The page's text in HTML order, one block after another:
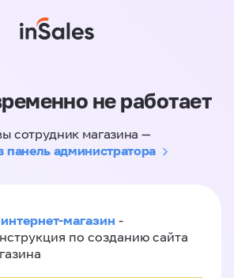
не работает
сотрудник магазина —
панель администратора
магазин -
по созданию сайта